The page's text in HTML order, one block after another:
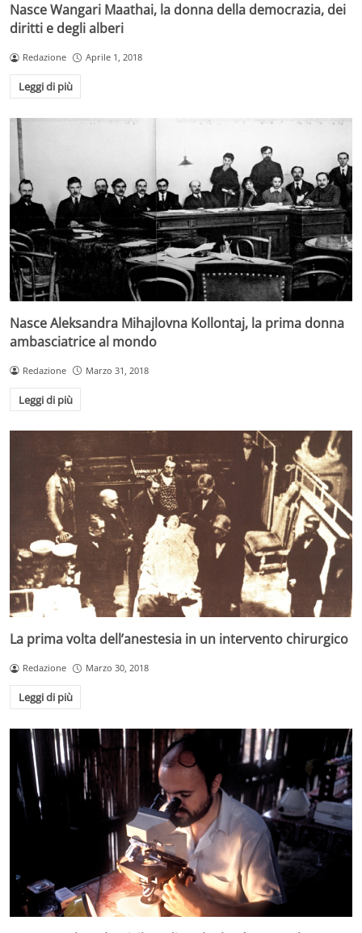
Nasce Wangari Maathai, la donna della democrazia, dei
diritti e degli alberi
Redazione Aprile 1, 2018
Leggi di più
Nasce Aleksandra Mihajlovna Kollontaj, la prima donna
ambasciatrice al mondo
Redazione Marzo 31, 2018
Leggi di più
La prima volta dell’anestesia in un intervento chirurgico
Redazione Marzo 30, 2018
Leggi di più